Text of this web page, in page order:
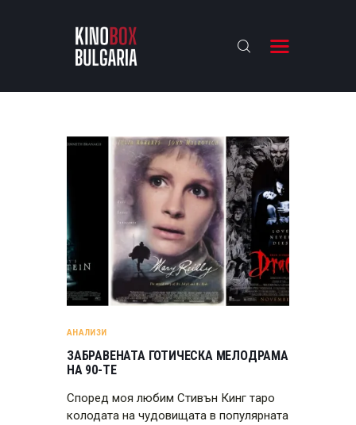
KINOBOX BULGARIA
БАХТИ НАГРАДИТЕ
ИНТЕРВЮТА
ЗА НАС
АНАЛИЗИ
ЗАБРАВЕНАТА ГОТИЧЕСКА МЕЛОДРАМА
НА 90-ТЕ
Според моя любим Стивън Кинг таро
колодата на чудовищата в популярната